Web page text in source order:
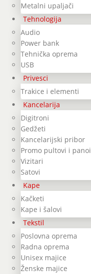
Metalni upaljači
Tehnologija
Audio
Power bank
Tehnička oprema
USB
Privesci
Trakice i elementi
Kancelarija
Digitroni
Gedžeti
Kancelarijski pribor
Promo pultovi i panoi
Vizitari
Satovi
Kape
Kačketi
Kape i šalovi
Tekstil
Poslovna oprema
Radna oprema
Unisex majice
Ženske majice